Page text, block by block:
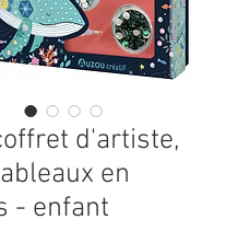
d'artiste,
en
- enfant